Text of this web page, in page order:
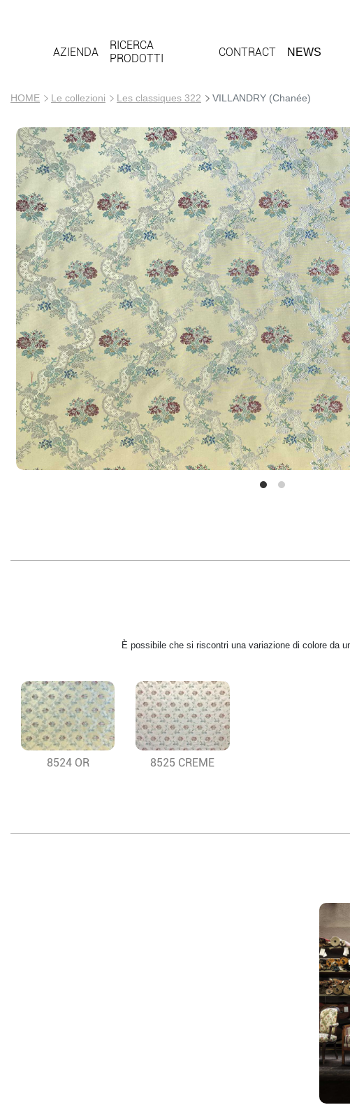
AZIENDA
RICERCA
PRODOTTI
CONTRACT NEWS
HOME Le collezioni Les classiques 322 VILLANDRY (Chanée)
È possibile che si riscontri una variazione di colore da
8524 OR 8525 CREME